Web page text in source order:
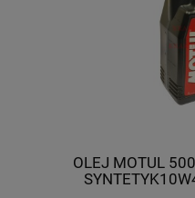
OLEJ MOTUL